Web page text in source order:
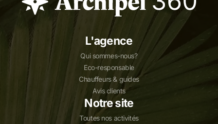
L'agence
Qui sommes-nous?
Eco-responsable
Chauffeurs & guides
Avis clients
Notre site
Toutes nos activités